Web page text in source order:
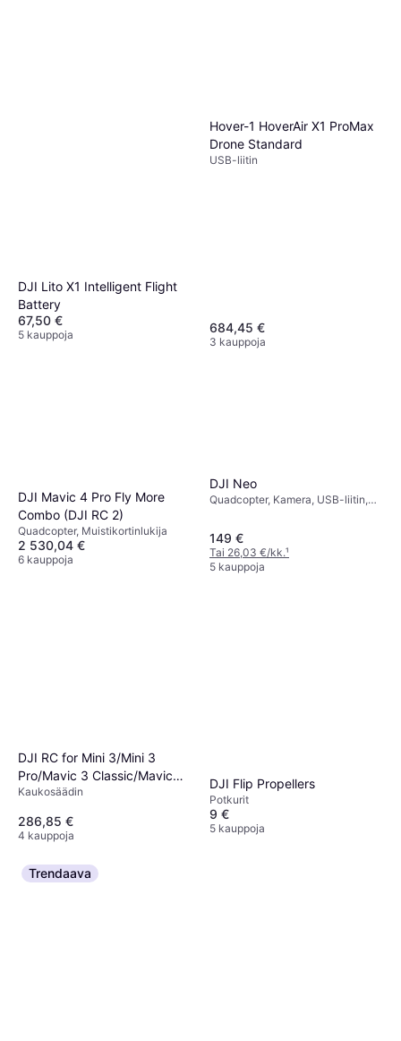
DJI Lito X1 Intelligent Flight
Battery
67,50 €
5 kauppoja
Hover-1 HoverAir X1 ProMax
Drone Standard
USB-liitin
684,45 €
3 kauppoja
DJI Mavic 4 Pro Fly More
Combo (DJI RC 2)
Quadcopter, Muistikortinlukija
2 530,04 €
6 kauppoja
DJI Neo
Quadcopter, Kamera, USB-liitin,
149 €
Tai 26,03 €/kk.¹
5 kauppoja
DJI RC for Mini 3/Mini 3
Pro/Mavic 3 Classic/Mavic
3/Mavic 3 Cine/Air 2S
Kaukosäädin
286,85 €
4 kauppoja
DJI Flip Propellers
Potkurit
9 €
5 kauppoja
Trendaava